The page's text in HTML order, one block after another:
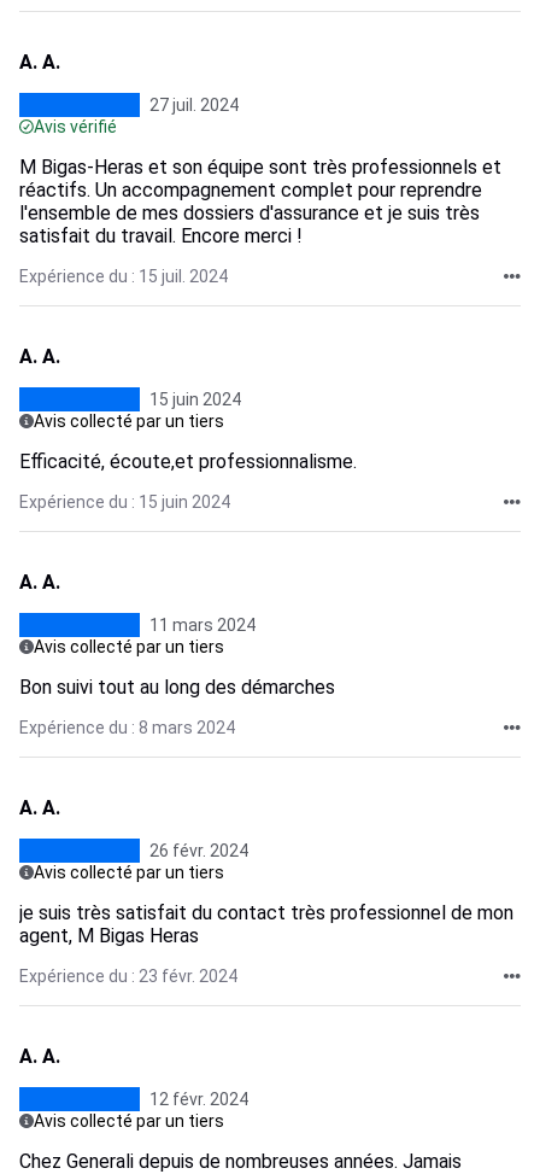
A. A.
27 juil. 2024
Avis vérifié
M Bigas-Heras et son équipe sont très professionnels et
réactifs. Un accompagnement complet pour reprendre
l'ensemble de mes dossiers d'assurance et je suis très
satisfait du travail. Encore merci !
Expérience du : 15 juil. 2024
A. A.
15 juin 2024
Avis collecté par un tiers
Efficacité, écoute,et professionnalisme.
Expérience du : 15 juin 2024
A. A.
11 mars 2024
Avis collecté par un tiers
Bon suivi tout au long des démarches
Expérience du : 8 mars 2024
A. A.
26 févr. 2024
Avis collecté par un tiers
je suis très satisfait du contact très professionnel de mon
agent, M Bigas Heras
Expérience du : 23 févr. 2024
A. A.
12 févr. 2024
Avis collecté par un tiers
Chez Generali depuis de nombreuses années. Jamais